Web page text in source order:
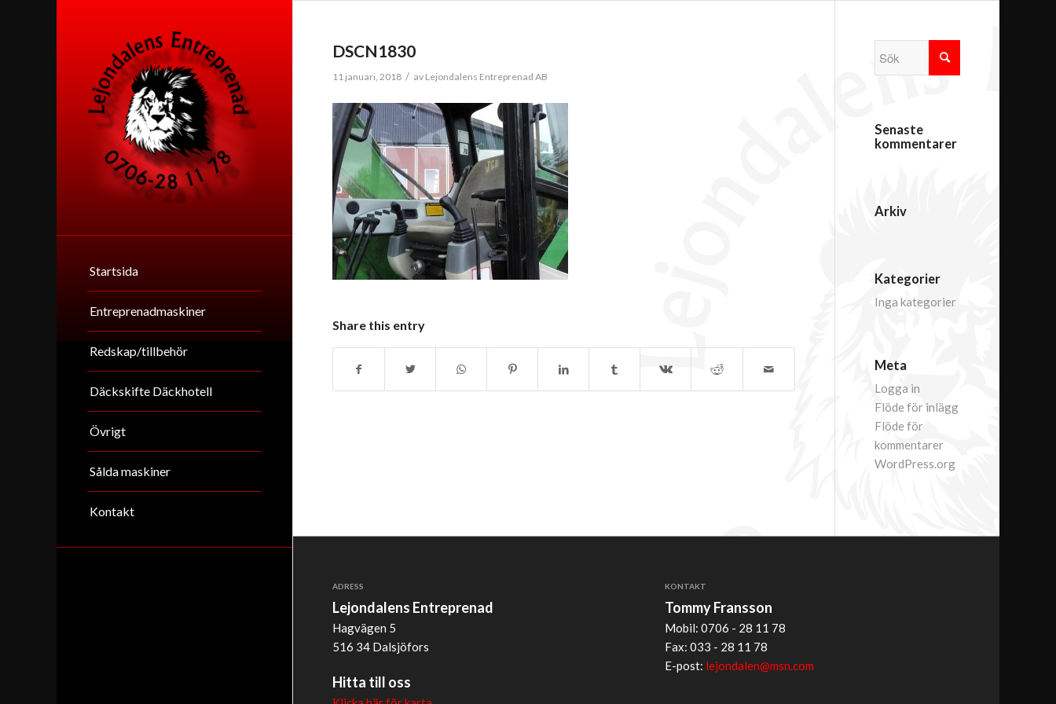
Startsida
Entreprenadmaskiner
Redskap/tillbehör
Däckskifte Däckhotell
Övrigt
Sålda maskiner
Kontakt
DSCN1830
11 januari, 2018 / av Lejondalens Entreprenad AB
Share this entry
Senaste
kommentarer
Arkiv
Kategorier
Inga kategorier
Meta
Logga in
Flöde för inlägg
Flöde för
kommentarer
WordPress.org
ADRESS
Lejondalens Entreprenad
Hagvägen 5
516 34 Dalsjöfors
Hitta till oss
KONTAKT
Tommy Fransson
Mobil: 0706 - 28 11 78
Fax: 033 - 28 11 78
E-post: lejondalen@msn.com